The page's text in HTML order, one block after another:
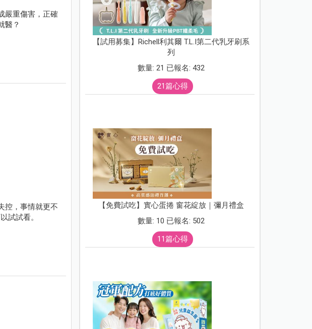
嚴重傷害，正確
醫？
控，事情就更不
試試看。
【試用募集】Richell利其爾 T.L.I第二代乳牙刷系
列
數量: 21 已報名: 432
21篇心得
【免費試吃】實心蛋捲 窗花綻放｜彌月禮盒
數量: 10 已報名: 502
11篇心得